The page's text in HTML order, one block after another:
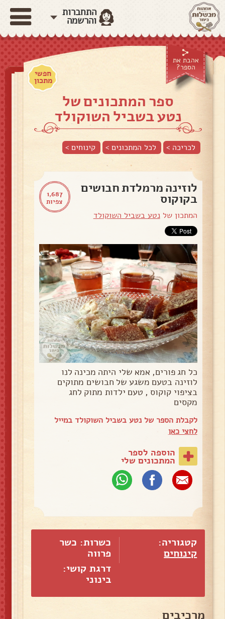
התחברות
והרשמה
אהבת את
הספר?
חפשי
מתכון
ספר המתכונים של
נטע בשביל השוקולד
לכריכה > לכל המתכונים > קינוחים>
1,687
צפיות
לוזינה מרמלדת חבושים
בקוקוס
המתכון שלנטע בשביל השוקולד
כל חג פורים, אמא שלי היתה מכינה לנו
לוזינה בטעם משגע של חבושים מתוקים
בציפוי קוקוס , טעם ילדות מתוק לחג
מקסים
לקבלת הספר של נטע בשביל השוקולד במייל
לחצי כאן
הוספה לספר
המתכונים שלי
קטגוריה:
קינוחים
כשרות: כשר
פרווה
דרגת קושי:
בינוני
מרכיבים